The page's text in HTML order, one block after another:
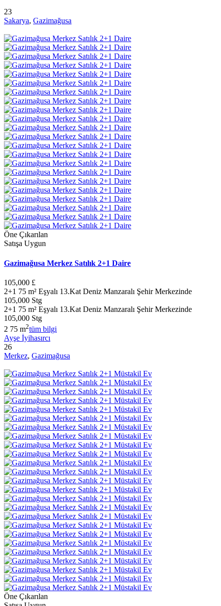
23
Sakarya, Gazimağusa
Öne Çıkarılan
Satışa Uygun
Gazimağusa Merkez Satılık 2+1 Daire
105,000 £
2+1 75 m² Eşyalı 13.Kat Deniz Manzaralı Şehir Merkezinde
105,000 Stg
2+1 75 m² Eşyalı 13.Kat Deniz Manzaralı Şehir Merkezinde
105,000 Stg
2 75 m2tüm bilgi
Ayşe İyihasırcı
26
Merkez, Gazimağusa
Öne Çıkarılan